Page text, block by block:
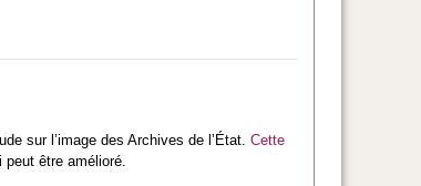
sur l’image des Archives de l’État. Cette
être amélioré.